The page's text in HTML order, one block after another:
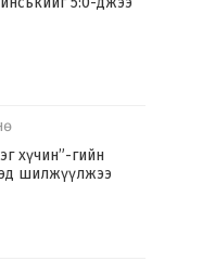
хүчин”-гийн
шилжүүлжээ